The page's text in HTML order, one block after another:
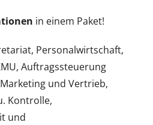
in einem Paket!
Personalwirtschaft,
Auftragssteuerung
und Vertrieb,
Kontrolle,
und